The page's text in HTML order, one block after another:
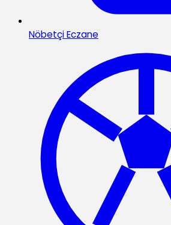
Nöbetçi Eczane